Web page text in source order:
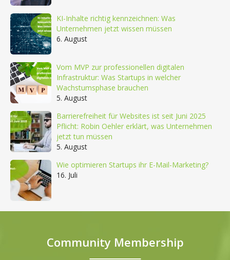
KI-Inhalte richtig kennzeichnen: Was
Unternehmen jetzt wissen müssen
6. August
Vom MVP zur professionellen digitalen
Infrastruktur: Was Startups in welcher
Wachstumsphase brauchen
5. August
Barrierefreiheit für Websites ist seit Juni 2025
Pflicht: Robin Oehler erklärt, was Unternehmen
jetzt tun müssen
5. August
Wie optimieren Startups ihr E-Mail-Marketing?
16. Juli
Community Membership